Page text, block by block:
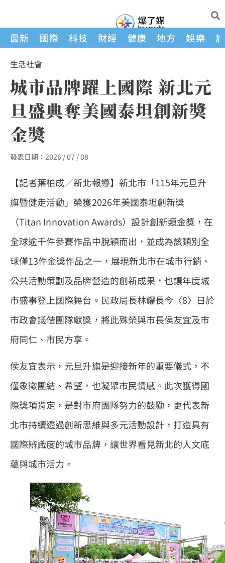
最新 國際 科技 財經 健康 地方 娛樂
生活社會
城市品牌躍上國際 新北元
旦盛典奪美國泰坦創新獎
金獎
發表日期： 2026 / 07 / 08
【記者葉柏成／新北報導】新北市「115年元旦升
旗暨健走活動」榮獲2026年美國泰坦創新獎
（Titan Innovation Awards）設計創新類金獎，在
全球逾千件參賽作品中脫穎而出，並成為該類別全
球僅13件金獎作品之一，展現新北市在城市行銷、
公共活動策劃及品牌營造的創新成果，也讓年度城
市盛事登上國際舞台。民政局長林耀長今〈8〉日於
市政會議偕團隊獻獎，將此殊榮與市長侯友宜及市
府同仁、市民方享。
侯友宜表示，元旦升旗是迎接新年的重要儀式，不
僅象徵團結、希望，也凝聚市民情感。此次獲得國
際獎項肯定，是對市府團隊努力的鼓勵，更代表新
北市持續透過創新思維與多元活動設計，打造具有
國際辨識度的城市品牌，讓世界看見新北的人文底
蘊與城市活力。